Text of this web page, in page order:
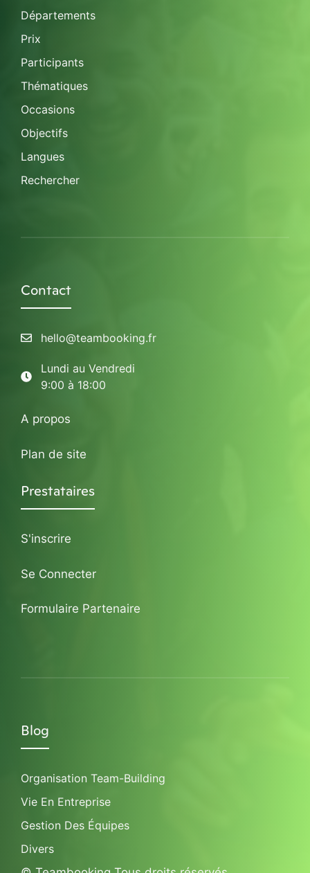
Départements
Prix
Participants
Thématiques
Occasions
Objectifs
Langues
Rechercher
Contact
hello@teambooking.fr
Lundi au Vendredi
9:00 à 18:00
A propos
Plan de site
Prestataires
S'inscrire
Se Connecter
Formulaire Partenaire
Blog
Organisation Team-Building
Vie En Entreprise
Gestion Des Équipes
Divers